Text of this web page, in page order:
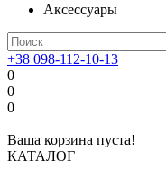
Аксессуары
+38 098-112-10-13
0
0
0
Ваша корзина пуста!
КАТАЛОГ